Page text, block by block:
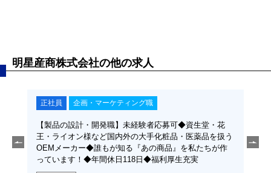
明星産商株式会社の他の求人
扱う
が作
正社員 技術職（素材・化学・医薬・食品系）
【製品の品質保証・品質管理】◆資生堂・花王・ライオ
ン様など国内外の大手化粧品・医薬品を扱うOEMメー
カー◆誰もが知る『あの商品』を私たちが作っていま
す！◆年間休日118日◆福利厚生充実